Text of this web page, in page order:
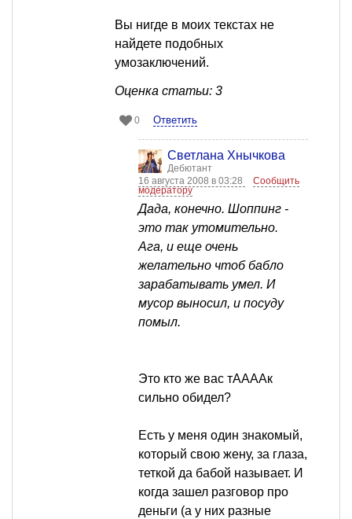
Вы нигде в моих текстах не
найдете подобных
умозаключений.
Оценка статьи: 3
0 Ответить
Светлана Хнычкова
Дебютант
16 августа 2008 в 03:28
Сообщить
модератору
Дада, конечно. Шоппинг -
это так утомительно.
Ага, и еще очень
желательно чтоб бабло
зарабатывать умел. И
мусор выносил, и посуду
помыл.
Это кто же вас тААААк
сильно обидел?
Есть у меня один знакомый,
который свою жену, за глаза,
теткой да бабой называет. И
когда зашел разговор про
деньги (а у них разные